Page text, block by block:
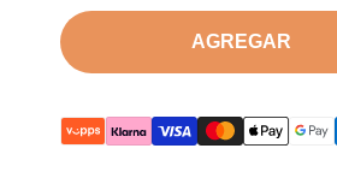
número
AGREGAR